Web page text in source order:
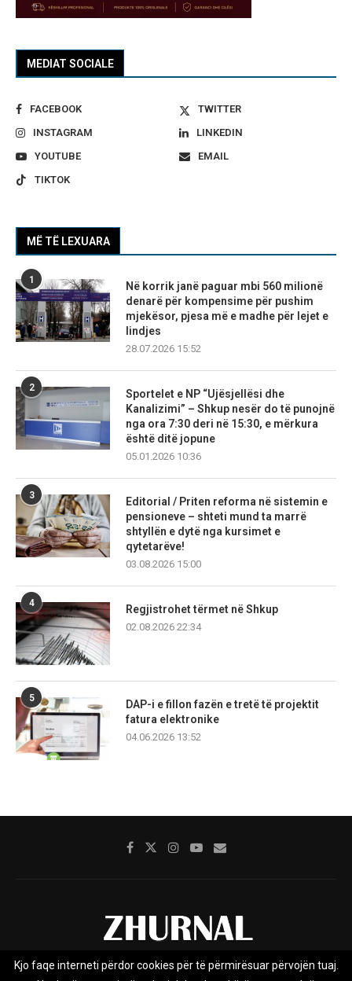
MEDIAT SOCIALE
FACEBOOK
TWITTER
INSTAGRAM
LINKEDIN
YOUTUBE
EMAIL
TIKTOK
MË TË LEXUARA
1
Në korrik janë paguar mbi 560 milionë
denarë për kompensime për pushim
mjekësor, pjesa më e madhe për lejet e
lindjes
28.07.2026 15:52
2
Sportelet e NP “Ujësjellësi dhe
Kanalizimi” – Shkup nesër do të punojnë
nga ora 7:30 deri në 15:30, e mërkura
është ditë jopune
05.01.2026 10:36
3
Editorial / Priten reforma në sistemin e
pensioneve – shteti mund ta marrë
shtyllën e dytë nga kursimet e
qytetarëve!
03.08.2026 15:00
4
Regjistrohet tërmet në Shkup
02.08.2026 22:34
5
DAP-i e fillon fazën e tretë të projektit
fatura elektronike
04.06.2026 13:52
Rreth nesh Impresumi Marketing
Kjo faqe interneti përdor cookies për të përmirësuar përvojën tuaj.